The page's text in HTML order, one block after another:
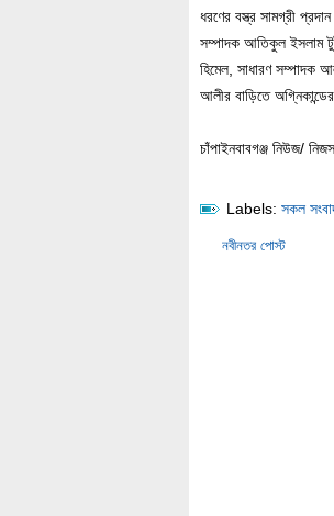
ধরণের বস্ত্র সামগ্রী
সম্পাদক আতিকুল ইসলাম
হিমেল, সাধারণ সম্পাদক
আলীর বাড়িতে
চাঁপাইনবাবগঞ্জ নিউজ/
Labels: সকল
নবীনতর পোস্ট